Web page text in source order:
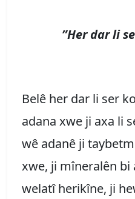
”Her dar li
Belê her dar li ser
adana xwe ji axa li
wê adanê ji
xwe, ji mîneralên bi
welatî herikîne, ji